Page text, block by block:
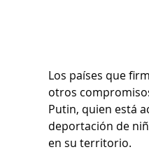
Los países que
otros
Putin, quien está
deportación de
en su territorio.